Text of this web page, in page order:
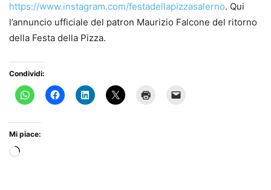
https://www.instagram.com/festadellapizzasalerno. Qui
l’annuncio ufficiale del patron Maurizio Falcone del ritorno
della Festa della Pizza.
Condividi:
Mi piace:
Caricamento